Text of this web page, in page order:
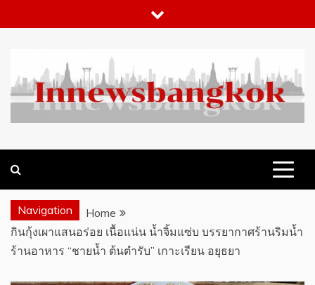
to
Navigation
Home
กินกุ้งเผาแสนอร่อย เนื้อแน่น น้ำจิ้มแซ่บ บรรยากาศร้านริมน้ำ
ร้านอาหาร “ชายน้ำ ต้นตำรับ” เกาะเรียน อยุธยา